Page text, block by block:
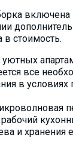
включена
стоимость.
уютных
все
в
и хранения